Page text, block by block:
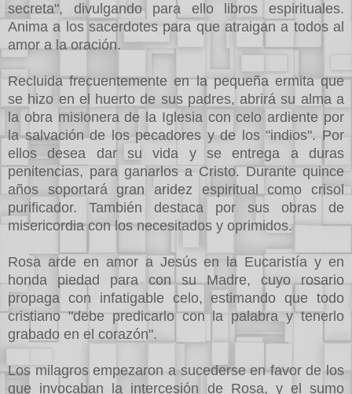
secreta", divulgando para ello libros espirituales.
Anima a los sacerdotes para que atraigan a todos al
amor a la oración.
Recluida frecuentemente en la pequeña ermita que
se hizo en el huerto de sus padres, abrirá su alma a
la obra misionera de la Iglesia con celo ardiente por
la salvación de los pecadores y de los "indios". Por
ellos desea dar su vida y se entrega a duras
penitencias, para ganarlos a Cristo. Durante quince
años soportará gran aridez espiritual como crisol
purificador. También destaca por sus obras de
misericordia con los necesitados y oprimidos.
Rosa arde en amor a Jesús en la Eucaristía y en
honda piedad para con su Madre, cuyo rosario
propaga con infatigable celo, estimando que todo
cristiano "debe predicarlo con la palabra y tenerlo
grabado en el corazón".
Los milagros empezaron a sucederse en favor de los
que invocaban la intercesión de Rosa, y el sumo